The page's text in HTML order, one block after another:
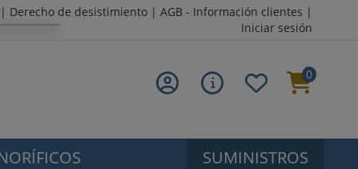
| Derecho de desistimiento | AGB - Información clientes |
Iniciar sesión
0
SUMINISTROS